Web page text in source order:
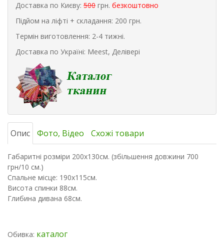
Доставка по Києву: 500 грн. безкоштовно
Підйом на ліфті + складання: 200 грн.
Термін виготовлення: 2-4 тижні.
Доставка по Україні: Meest, Делівері
Опис Фото, Відео Схожі товари
Габаритні розміри 200х130см. (збільшення довжини 700
грн/10 см.)
Спальне місце: 190х115см.
Висота спинки 88см.
Глибина дивана 68см.
Обивка: каталог